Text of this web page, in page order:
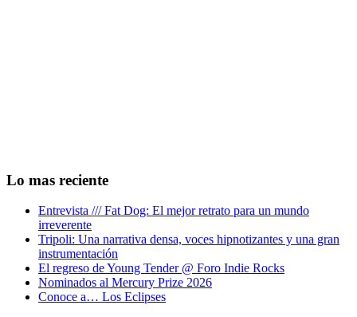
Lo mas reciente
Entrevista /// Fat Dog: El mejor retrato para un mundo
irreverente
Tripoli: Una narrativa densa, voces hipnotizantes y una gran
instrumentación
El regreso de Young Tender @ Foro Indie Rocks
Nominados al Mercury Prize 2026
Conoce a… Los Eclipses